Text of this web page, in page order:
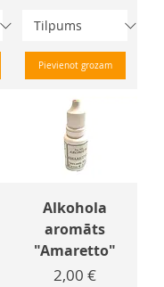
Pievienot grozam
Alkohola
aromāts
"Amaretto"
Cena
2,00 €